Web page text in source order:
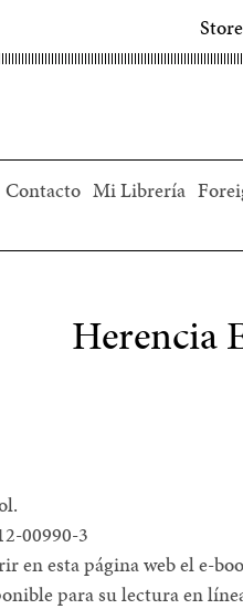
Contacto Mi Librería
Herencia
00990-3
en esta página web el e-
para su lectura en